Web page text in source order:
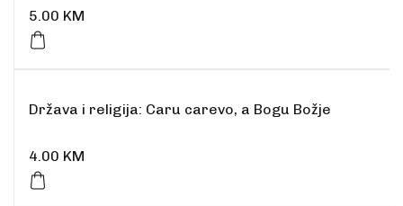
5.00 KM
Država i religija: Caru carevo, a Bogu Božje
4.00 KM